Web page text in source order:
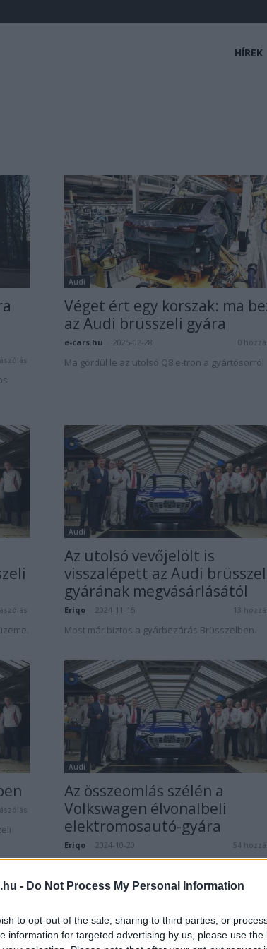
- Do Not Process My Personal Information
to opt-out of the sale, sharing to third parties, or
information for targeted advertising by us, please use
HÍREK
Audi
Véget ért egy korszak: ma
az Audi brüsszeli gyára
e-cars.hu 2025-02-28 0
Ma gördül le az utolsó Q8 e-tron a gyártósorról
Audi
Az utolsó vevőjelölt is
visszalépett az Audi
gyárának megvásárlásától
Eriqo 2024-11-15 13
Most már biztos a gyárbezárás Brüsszelben.
Audi
Az összeomlás szélén a
Volkswagen élvonalbeli
elektromosautó-gyára
Eriqo 2024-10-20 54
Volkswagen.